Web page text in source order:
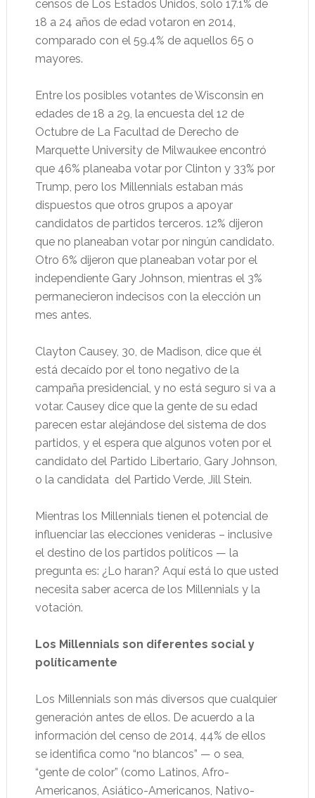
censos de Los Estados Unidos, solo 17.1% de
18 a 24 años de edad votaron en 2014,
comparado con el 59.4% de aquellos 65 o
mayores.
Entre los posibles votantes de Wisconsin en
edades de 18 a 29, la encuesta del 12 de
Octubre de La Facultad de Derecho de
Marquette University de Milwaukee encontró
que 46% planeaba votar por Clinton y 33% por
Trump, pero los Millennials estaban más
dispuestos que otros grupos a apoyar
candidatos de partidos terceros. 12% dijeron
que no planeaban votar por ningún candidato.
Otro 6% dijeron que planeaban votar por el
independiente Gary Johnson, mientras el 3%
permanecieron indecisos con la elección un
mes antes.
Clayton Causey, 30, de Madison, dice que él
está decaído por el tono negativo de la
campaña presidencial, y no está seguro si va a
votar. Causey dice que la gente de su edad
parecen estar alejándose del sistema de dos
partidos, y el espera que algunos voten por el
candidato del Partido Libertario, Gary Johnson,
o la candidata del Partido Verde, Jill Stein.
Mientras los Millennials tienen el potencial de
influenciar las elecciones venideras – inclusive
el destino de los partidos políticos — la
pregunta es: ¿Lo haran? Aquí está lo que usted
necesita saber acerca de los Millennials y la
votación.
Los Millennials son diferentes social y
políticamente
Los Millennials son más diversos que cualquier
generación antes de ellos. De acuerdo a la
información del censo de 2014, 44% de ellos
se identifica como “no blancos” — o sea,
“gente de color” (como Latinos, Afro-
Americanos, Asiático-Americanos, Nativo-